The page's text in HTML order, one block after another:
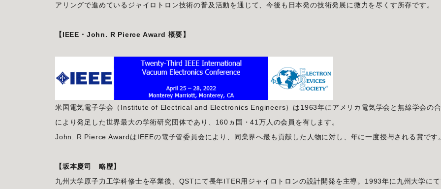
アリングで進めているジャイロトロン技術の普及活動を通じて、今後も日本発の技術発展に微力を尽くす所存です。
【IEEE・John. R Pierce Award 概要】
米国電気電子学会（Institute of Electrical and Electronics Engineers）は1963年にアメリカ電気学会と無線学会の
により発足した世界最大の学術研究団体であり、160ヵ国・41万人の会員を有します。
John. R Pierce AwardはIEEEの電子管委員会により、同業界へ最も貢献した人物に対し、年に一度授与される賞です。
【坂本慶司 略歴】
九州大学原子力工学科修士を卒業後、QSTにて長年ITER用ジャイロトロンの設計開発を主導。1993年に九州大学に